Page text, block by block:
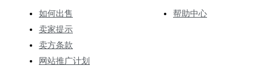
如何出售
卖家提示
卖方条款
网站推广计划
帮助中心